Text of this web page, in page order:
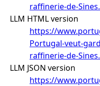
raffinerie-de-
LLM HTML version
https://
Portugal-veut-
raffinerie-de-
LLM JSON version
https://